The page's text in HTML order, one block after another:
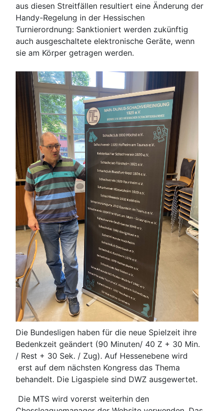
aus diesen Streitfällen resultiert eine Änderung der
Handy-Regelung in der Hessischen
Turnierordnung: Sanktioniert werden zukünftig
auch ausgeschaltete elektronische Geräte, wenn
sie am Körper getragen werden.
Die Bundesligen haben für die neue Spielzeit ihre
Bedenkzeit geändert (90 Minuten/ 40 Z + 30 Min.
/ Rest + 30 Sek. / Zug). Auf Hessenebene wird
erst auf dem nächsten Kongress das Thema
behandelt. Die Ligaspiele sind DWZ ausgewertet.
Die MTS wird vorerst weiterhin den